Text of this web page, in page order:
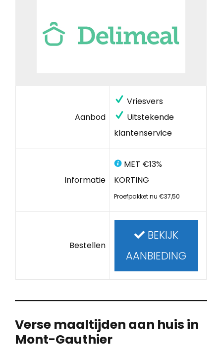
Aanbod
Vriesvers
Uitstekende
klantenservice
Informatie
MET €13%
KORTING
Proefpakket nu €37,50
Bestellen
BEKIJK
AANBIEDING
Verse maaltijden aan huis in
Mont-Gauthier